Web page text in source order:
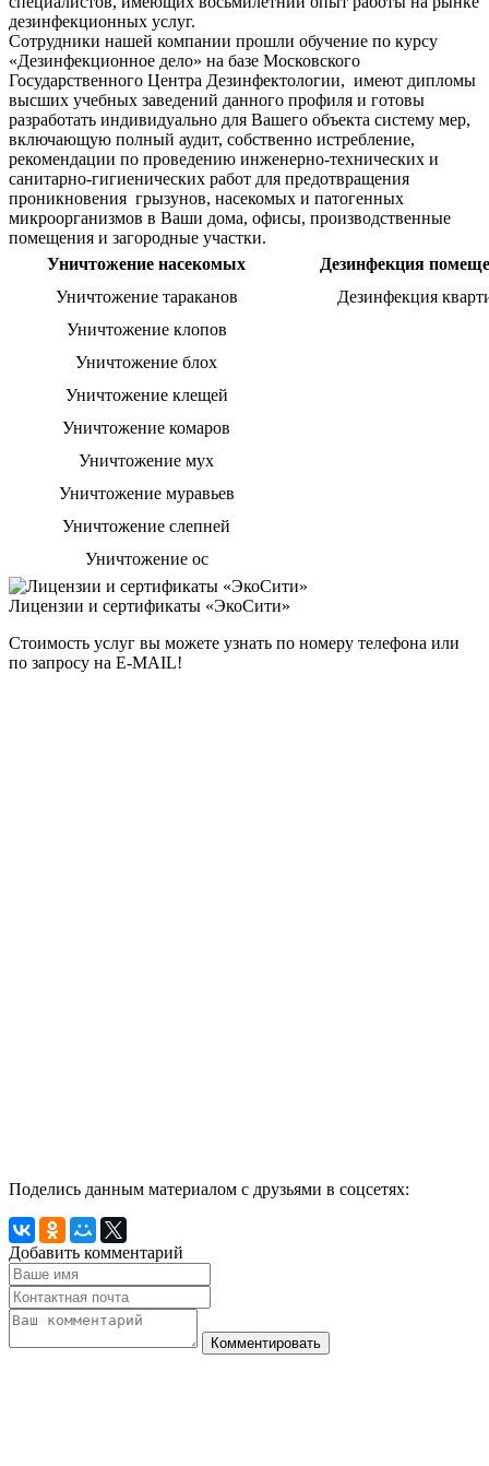
дезинфекционных услуг.
Сотрудники нашей компании прошли обучение по курсу
«Дезинфекционное дело» на базе Московского
Государственного Центра Дезинфектологии, имеют дипломы
высших учебных заведений данного профиля и готовы
разработать индивидуально для Вашего объекта систему мер,
включающую полный аудит, собственно истребление,
рекомендации по проведению инженерно-технических и
санитарно-гигиенических работ для предотвращения
проникновения грызунов, насекомых и патогенных
микроорганизмов в Ваши дома, офисы, производственные
помещения и загородные участки.
Уничтожение насекомых
Дезинфекция
Уничтожение тараканов
Дезинфекция
Уничтожение клопов
Уничтожение блох
Уничтожение клещей
Уничтожение комаров
Уничтожение мух
Уничтожение муравьев
Уничтожение слепней
Уничтожение ос
Лицензии и сертификаты «ЭкоСити»
Стоимость услуг вы можете узнать по номеру телефона или
по запросу на E-MAIL!
Поделись данным материалом с друзьями в соцсетях:
Добавить комментарий